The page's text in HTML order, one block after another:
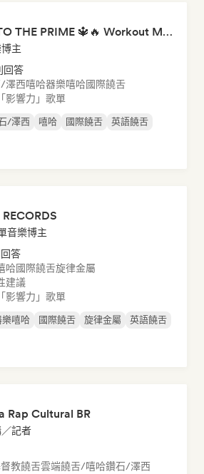
BACK TO THE PRIME 🔱🔥 Workout Motivation Playlist
主
回答
澤西嘻哈器樂嘻哈國際饒舌
影響力」歌單
/澤西 嘻哈 國際饒舌
英語饒舌
音樂博主
答
哈國際饒舌旋律金屬
建議
影響力」歌單
樂嘻哈 國際饒舌 旋律金屬 英語饒舌
Rap Cultural BR
記者
教饒舌雲端饒舌/嘻哈鑽石/澤西